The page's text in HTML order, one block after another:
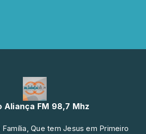
Aliança FM 98,7 Mhz
Que tem Jesus em Primeiro